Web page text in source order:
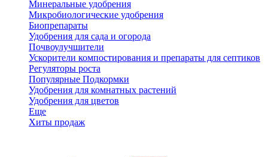
Минеральные удобрения
Микробиологические удобрения
Биопрепараты
Удобрения для сада и огорода
Почвоулучшители
Ускорители компостирования и препараты для септиков
Регуляторы роста
Популярные Подкормки
Удобрения для комнатных растений
Удобрения для цветов
Еще
Хиты продаж